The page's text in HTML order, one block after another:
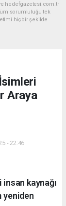
hedefgazetesi.com.tr
sorumluluğu tek
hiçbir şekilde
Araya
- 22:46
kaynağı
yeniden